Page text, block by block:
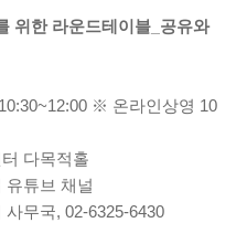
위한 라운드테이블_ 공유와
※ 온라인상영 10
다목적홀
유튜브 채널
무국, 02-6325-6430